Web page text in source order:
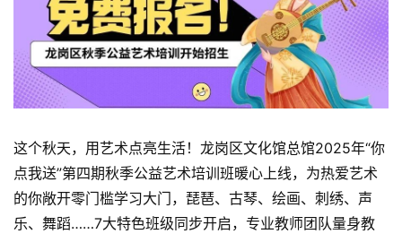
这个秋天，用艺术点亮生活！龙岗区文化馆总馆2025年“你
点我送”第四期秋季公益艺术培训班暖心上线，为热爱艺术
的你敞开零门槛学习大门，琵琶、古琴、绘画、刺绣、声
乐、舞蹈……7大特色班级同步开启，专业教师团队量身教